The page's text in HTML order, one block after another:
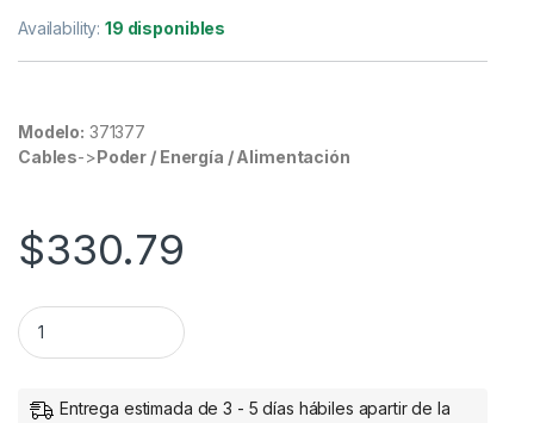
Availability:19 disponibles
Modelo: 371377
Cables->Poder / Energía / Alimentación
$330.79
Manhattan Cable de Video para Monitor SVGA 8mm, VGA
Entrega estimada de 3 - 5 días hábiles apartir de la